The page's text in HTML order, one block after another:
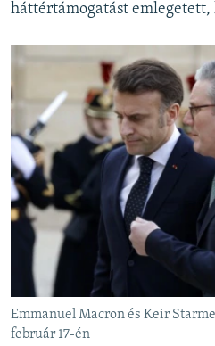
háttértámogatást
Emmanuel Macron és Keir
február 17-én